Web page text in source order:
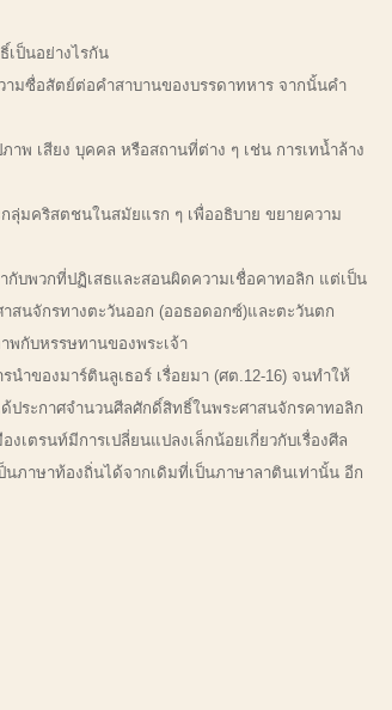
เป็นอย่างไรกัน
ามซื่อสัตย์ต่อคำสาบานของบรรดาทหาร จากนั้นคำ
พ เสียง บุคคล หรือสถานที่ต่าง ๆ เช่น การเทน้ำล้าง
ลุ่มคริสตชนในสมัยแรก ๆ เพื่ออธิบาย ขยายความ
บพวกที่ปฏิเสธและสอนผิดความเชื่อคาทอลิก แต่เป็น
สนจักรทางตะวันออก (ออธอดอกซ์)และตะวันตก
กับหรรษทานของพระเจ้า
ของมาร์ตินลูเธอร์ เรื่อยมา (ศต.12-16) จนทำให้
ประกาศจำนวนศีลศักดิ์สิทธิ์ในพระศาสนจักรคาทอลิก
ตรนท์มีการเปลี่ยนแปลงเล็กน้อยเกี่ยวกับเรื่องศีล
ภาษาท้องถิ่นได้จากเดิมที่เป็นภาษาลาตินเท่านั้น อีก